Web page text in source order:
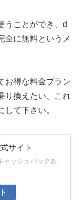
うことができ、d
全に無料というメ
お得な料金プラン
り換えたい、これ
て下さい。
サイト
ャッシュバックあ